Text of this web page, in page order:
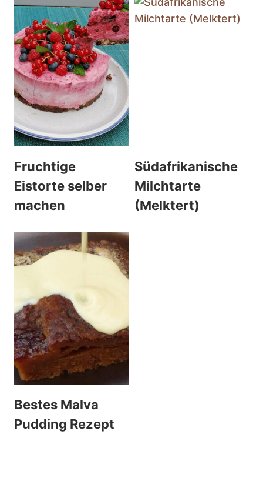
Fruchtige
Eistorte selber
machen
Südafrikanische
Milchtarte
(Melktert)
Bestes Malva
Pudding Rezept